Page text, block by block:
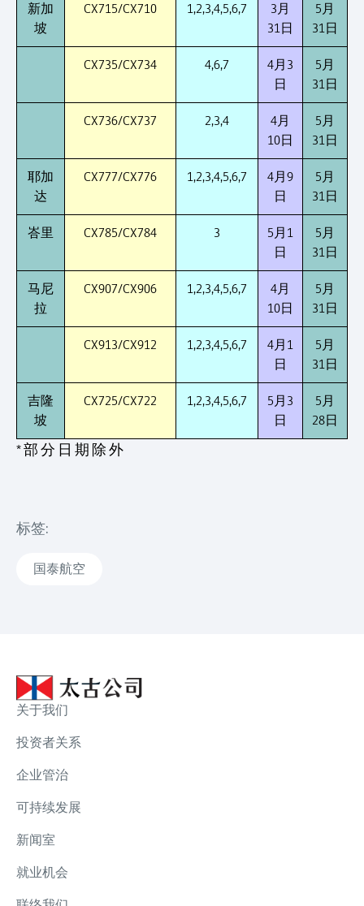
新加
坡
CX715/CX710 1,2,3,4,5,6,7
3月
31日
5月
31日
CX735/CX734 4,6,7
4月3
日
5月
31日
CX736/CX737 2,3,4
4月
10日
5月
31日
耶加
达
CX777/CX776 1,2,3,4,5,6,7
4月9
日
5月
31日
峇里 CX785/CX784 3
5月1
日
5月
31日
马尼
拉
CX907/CX906 1,2,3,4,5,6,7
4月
10日
5月
31日
CX913/CX912 1,2,3,4,5,6,7
4月1
日
5月
31日
吉隆
坡
CX725/CX722 1,2,3,4,5,6,7
5月3
日
5月
28日
* 部 分 日 期 除 外
标签:
国泰航空
关于我们
投资者关系
企业管治
可持续发展
新闻室
就业机会